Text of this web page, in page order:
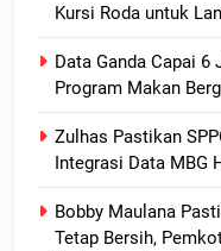
Kursi Roda untuk
Data Ganda Capai 6
Program Makan
Zulhas Pastikan
Integrasi Data MBG
Bobby Maulana
Tetap Bersih,